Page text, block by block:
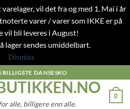
vil det fra og med 1. Mai i år
varer / varer som IKKE er på
vil bli leveres i August!
lager sendes umiddelbart.
Dismiss
BILLIGSTE DANSESKO
alle, billigere enn alle.
0